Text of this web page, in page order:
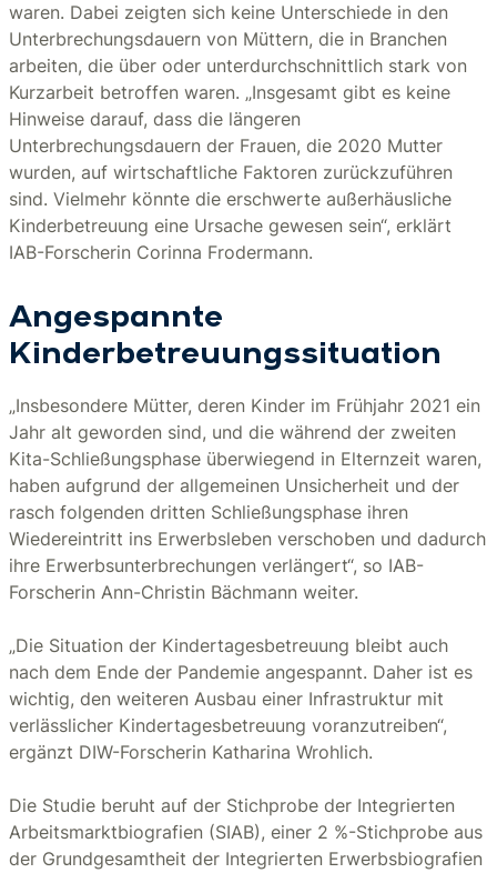
waren. Dabei zeigten sich keine Unterschiede in den
Unterbrechungsdauern von Müttern, die in Branchen
arbeiten, die über oder unterdurchschnittlich stark von
Kurzarbeit betroffen waren. „Insgesamt gibt es keine
Hinweise darauf, dass die längeren
Unterbrechungsdauern der Frauen, die 2020 Mutter
wurden, auf wirtschaftliche Faktoren zurückzuführen
sind. Vielmehr könnte die erschwerte außerhäusliche
Kinderbetreuung eine Ursache gewesen sein“, erklärt
IAB-Forscherin Corinna Frodermann.
Angespannte
Kinderbetreuungssituation
„Insbesondere Mütter, deren Kinder im Frühjahr 2021 ein
Jahr alt geworden sind, und die während der zweiten
Kita-Schließungsphase überwiegend in Elternzeit waren,
haben aufgrund der allgemeinen Unsicherheit und der
rasch folgenden dritten Schließungsphase ihren
Wiedereintritt ins Erwerbsleben verschoben und dadurch
ihre Erwerbsunterbrechungen verlängert“, so IAB-
Forscherin Ann-Christin Bächmann weiter.
„Die Situation der Kindertagesbetreuung bleibt auch
nach dem Ende der Pandemie angespannt. Daher ist es
wichtig, den weiteren Ausbau einer Infrastruktur mit
verlässlicher Kindertagesbetreuung voranzutreiben“,
ergänzt DIW-Forscherin Katharina Wrohlich.
Die Studie beruht auf der Stichprobe der Integrierten
Arbeitsmarktbiografien (SIAB), einer 2 %-Stichprobe aus
der Grundgesamtheit der Integrierten Erwerbsbiografien